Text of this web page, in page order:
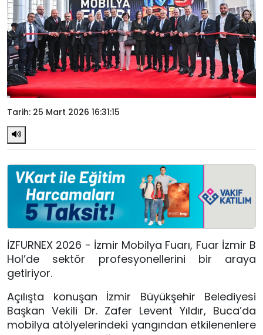
Tarih: 25 Mart 2026 16:31:15
İZFURNEX 2026 - İzmir Mobilya Fuarı, Fuar İzmir B
Hol’de sektör profesyonellerini bir araya
getiriyor.
Açılışta konuşan İzmir Büyükşehir Belediyesi
Başkan Vekili Dr. Zafer Levent Yıldır, Buca’da
mobilya atölyelerindeki yangından etkilenenlere